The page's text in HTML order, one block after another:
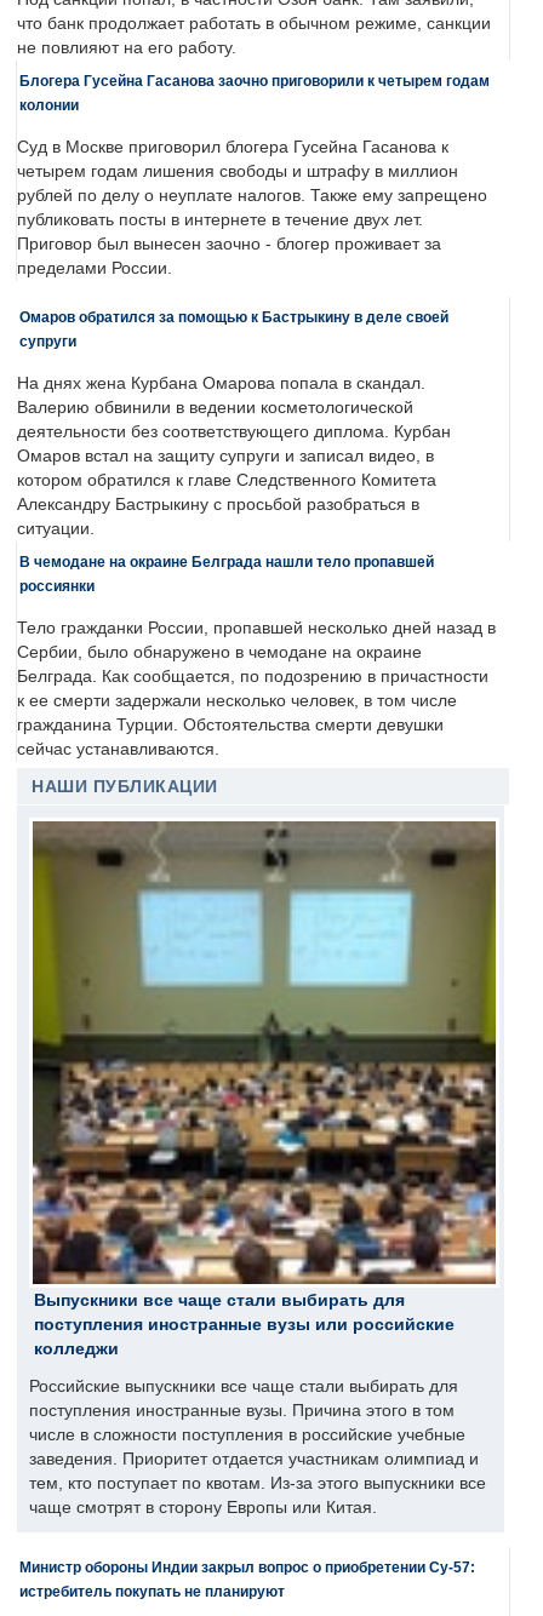
что банк продолжает работать в обычном режиме, санкции
не повлияют на его работу.
Блогера Гусейна Гасанова заочно приговорили к четырем годам
колонии
Суд в Москве приговорил блогера Гусейна Гасанова к
четырем годам лишения свободы и штрафу в миллион
рублей по делу о неуплате налогов. Также ему запрещено
публиковать посты в интернете в течение двух лет.
Приговор был вынесен заочно - блогер проживает за
пределами России.
Омаров обратился за помощью к Бастрыкину в деле своей
супруги
На днях жена Курбана Омарова попала в скандал.
Валерию обвинили в ведении косметологической
деятельности без соответствующего диплома. Курбан
Омаров встал на защиту супруги и записал видео, в
котором обратился к главе Следственного Комитета
Александру Бастрыкину с просьбой разобраться в
ситуации.
В чемодане на окраине Белграда нашли тело пропавшей
россиянки
Тело гражданки России, пропавшей несколько дней назад в
Сербии, было обнаружено в чемодане на окраине
Белграда. Как сообщается, по подозрению в причастности
к ее смерти задержали несколько человек, в том числе
гражданина Турции. Обстоятельства смерти девушки
сейчас устанавливаются.
НАШИ ПУБЛИКАЦИИ
Выпускники все чаще стали выбирать для
поступления иностранные вузы или российские
колледжи
Российские выпускники все чаще стали выбирать для
поступления иностранные вузы. Причина этого в том
числе в сложности поступления в российские учебные
заведения. Приоритет отдается участникам олимпиад и
тем, кто поступает по квотам. Из-за этого выпускники все
чаще смотрят в сторону Европы или Китая.
Министр обороны Индии закрыл вопрос о приобретении Су-57:
истребитель покупать не планируют